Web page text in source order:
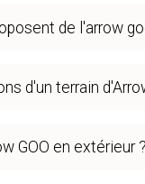
de l'arrow
d'un terrain
GOO en extérieur ?